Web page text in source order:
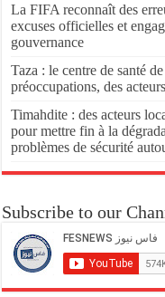
La FIFA reconnaît des
excuses officielles et
gouvernance
Taza : le centre de santé
préoccupations, des
Timahdite : des acteurs
pour mettre fin à la
problèmes de sécurité
Subscribe to our